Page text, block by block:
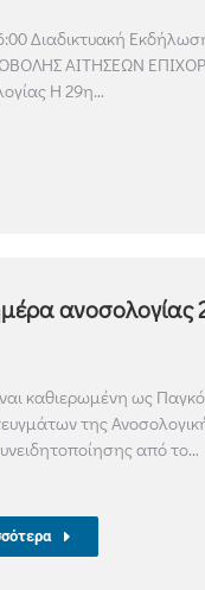
Διαδικτυακή
ΑΙΤΗΣΕΩΝ
Η 29η…
ανοσολογίας
καθιερωμένη ως
της
από το…